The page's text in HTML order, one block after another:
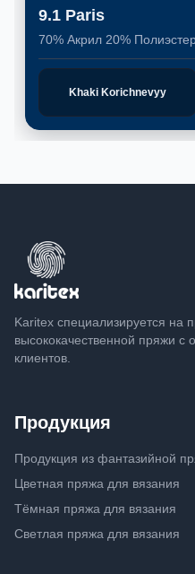
9.1 Paris
70% Акрил 20%
Khaki Korichnevyy
Karitex специализируется на
высококачественной пряжи с
клиентов.
Продукция
Продукция из фантазийной
Цветная пряжа для вязания
Тёмная пряжа для вязания
Светлая пряжа для вязания